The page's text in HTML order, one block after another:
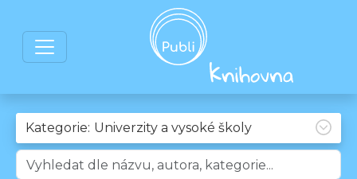
Kategorie: